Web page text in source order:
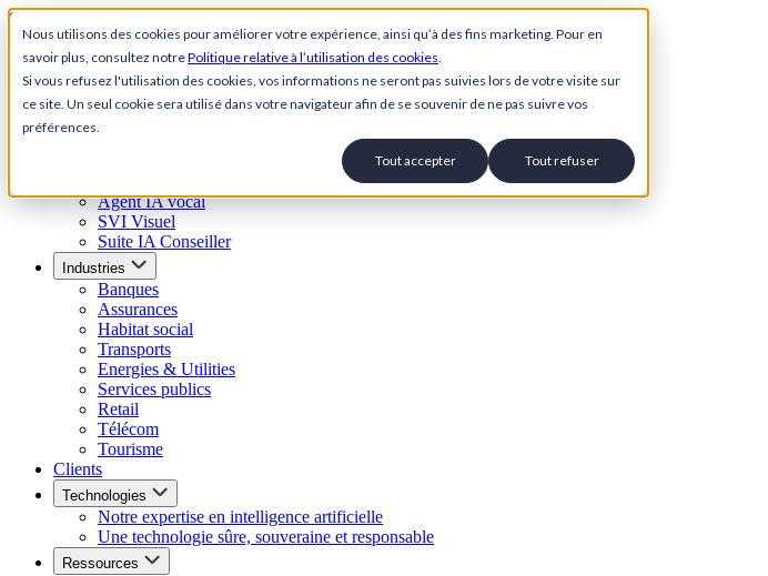
Nous utilisons des cookies pour améliorer votre expérience, ainsi qu’à des fins marketing. Pour en
savoir plus, consultez notrePolitique relative à l’utilisation des cookies.
Si vous refusez l'utilisation des cookies, vos informations ne seront pas suivies lors de votre visite sur
ce site. Un seul cookie sera utilisé dans votre navigateur afin de se souvenir de ne pas suivre vos
préférences.
Tout accepter Tout refuser
Skip to content
Back to Homepage
Open menu
Agent IA vocal
SVI Visuel
Suite IA Conseiller
Industries
Banques
Assurances
Habitat social
Transports
Energies & Utilities
Services publics
Retail
Télécom
Tourisme
Clients
Technologies
Notre expertise en intelligence artificielle
Une technologie sûre, souveraine et responsable
Ressources